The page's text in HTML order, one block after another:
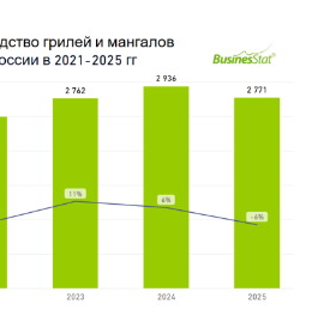
информация
цены
розничных цен по
товаров:
50 кг